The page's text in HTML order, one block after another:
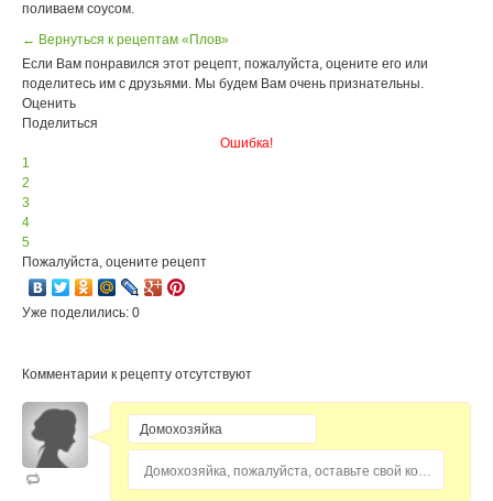
поливаем соусом.
← Вернуться к рецептам «Плов»
Если Вам понравился этот рецепт, пожалуйста, оцените его или
поделитесь им с друзьями. Мы будем Вам очень признательны.
Оценить
Поделиться
Ошибка!
1
2
3
4
5
Пожалуйста, оцените рецепт
Уже поделились: 0
Комментарии к рецепту отсутствуют
Домохозяйка, пожалуйста, оставьте свой комментарий...